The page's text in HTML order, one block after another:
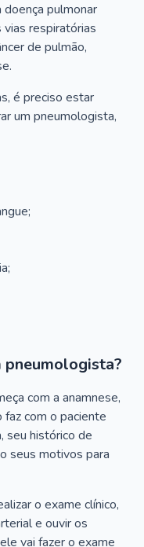
doença pulmonar
vias respiratórias
de pulmão,
é preciso estar
um pneumologista,
pneumologista?
com a anamnese,
com o paciente
seu histórico de
seus motivos para
o exame clínico,
e ouvir os
vai fazer o exame